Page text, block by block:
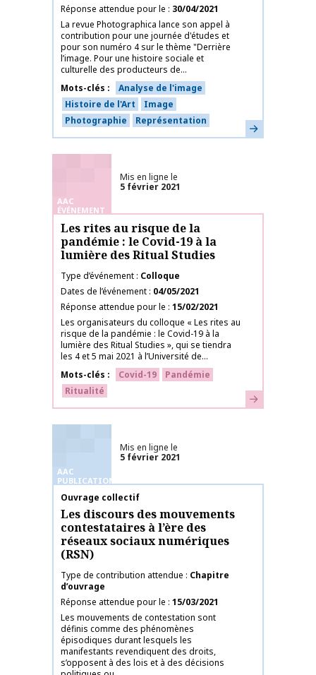
Réponse attendue pour le
30/04/2021
La revue Photographica lance son appel à
contribution pour une journée d'études et
pour son numéro 4 sur le thème "Derrière
l’image. Pour une histoire sociale et
culturelle des producteurs de...
Mots-clés
Analyse de l'image
Histoire de l'Art
Image
Photographie
Représentation En savoir plus
AAC
ÉVÉNEMENT
Mis en ligne le
5 février 2021
Les rites au risque de la
pandémie : le Covid-19 à la
lumière des Ritual Studies
Type d’événement Colloque
Dates de l’événement 04/05/2021
Réponse attendue pour le 15/02/2021
Les organisateurs du colloque « Les rites au
risque de la pandémie : le Covid-19 à la
lumière des Ritual Studies », qui se tiendra
les 4 et 5 mai 2021 à l’Université de...
Mots-clés
Covid-19
Pandémie
Ritualité
En savoir plus
AAC
PUBLICATIONS
Mis en ligne le
5 février 2021
Nom de la publication
Ouvrage collectif
Les discours des mouvements
contestataires à l’ère des
réseaux sociaux numériques
(RSN)
Type de contribution attendue
Chapitre
d’ouvrage
Réponse attendue pour le 15/03/2021
Les mouvements de contestation sont
définis comme des phénomènes
épisodiques durant lesquels les
manifestants revendiquent des droits,
s’opposent à des lois et à des décisions